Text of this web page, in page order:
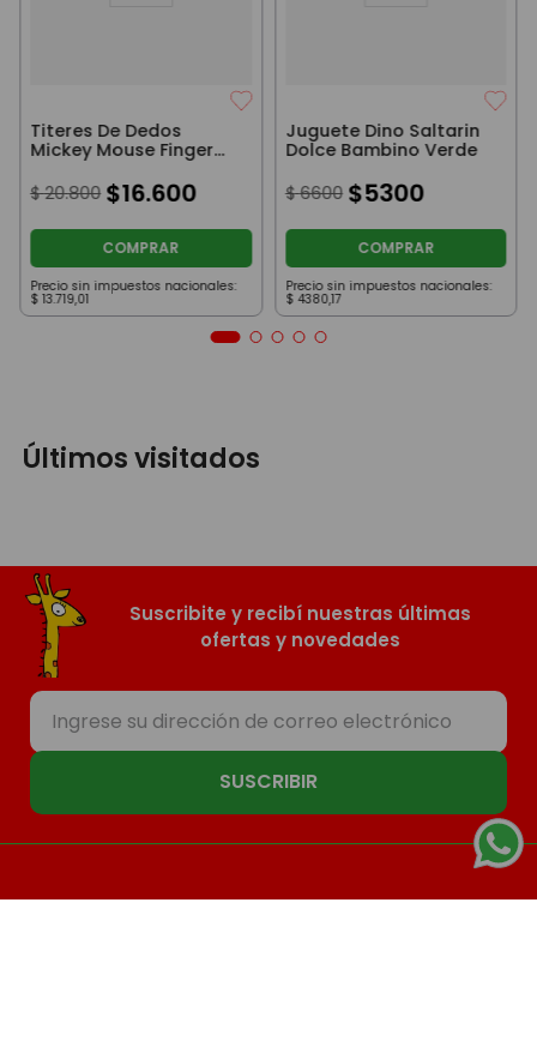
Titeres De Dedos
Mickey Mouse Finger
Puppets
$ 20.800 $16.600
COMPRAR
Precio sin impuestos nacionales:
$ 13.719,01
Juguete Dino Saltarin
Dolce Bambino Verde
$ 6600 $5300
COMPRAR
Precio sin impuestos nacionales:
$ 4380,17
Últimos visitados
Suscribite y recibí nuestras últimas
ofertas y novedades
SUSCRIBIR